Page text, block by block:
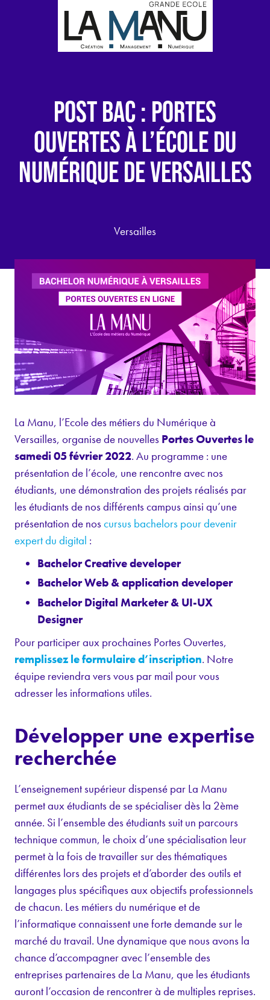
POST BAC : PORTES
OUVERTES À L’ÉCOLE DU
NUMÉRIQUE DE VERSAILLES
Versailles
La Manu, l’Ecole des métiers du Numérique à
Versailles, organise de nouvelles Portes Ouvertes le
samedi 05 février 2022. Au programme : une
présentation de l’école, une rencontre avec nos
étudiants, une démonstration des projets réalisés par
les étudiants de nos différents campus ainsi qu’une
présentation de noscursus bachelors pour devenir
expert du digital :
Bachelor Creative developer
Bachelor Web & application developer
Bachelor Digital Marketer & UI-UX
Designer
Pour participer aux prochaines Portes Ouvertes,
remplissez le formulaire d’inscription. Notre
équipe reviendra vers vous par mail pour vous
adresser les informations utiles.
Développer une expertise
recherchée
L’enseignement supérieur dispensé par La Manu
permet aux étudiants de se spécialiser dès la 2ème
année. Si l’ensemble des étudiants suit un parcours
technique commun, le choix d’une spécialisation leur
permet à la fois de travailler sur des thématiques
différentes lors des projets et d’aborder des outils et
langages plus spécifiques aux objectifs professionnels
de chacun. Les métiers du numérique et de
l’informatique connaissent une forte demande sur le
marché du travail. Une dynamique que nous avons la
chance d’accompagner avec l’ensemble des
entreprises partenaires de La Manu, que les étudiants
auront l’occasion de rencontrer à de multiples reprises.